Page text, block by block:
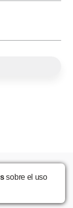
sobre el uso